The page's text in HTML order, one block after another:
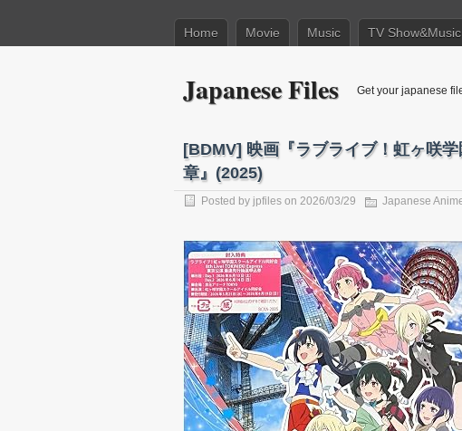
Home Movie Music TV Show&Music
Japanese Files Get your japanese
[BDMV] 映画『ラブライブ！虹ヶ咲
章』(2025)
Posted by jpfiles on 2026/03/29 Japanese